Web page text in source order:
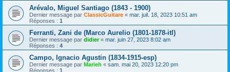
Arévalo, Miguel Santiago (1843 - 1900)
Dernier message par ClassicGuitare « mar. juil. 18, 2023 10:51 am
Réponses : 1
Ferranti, Zani de (Marco Aurelio (1801-1878-itl)
Dernier message par didier« mar. juin 27, 2023 8:02 am
Réponses : 4
Campo, Ignacio Agustin (1834-1915-esp)
Dernier message par Marieh « sam. mai 20, 2023 12:20 pm
Réponses : 1